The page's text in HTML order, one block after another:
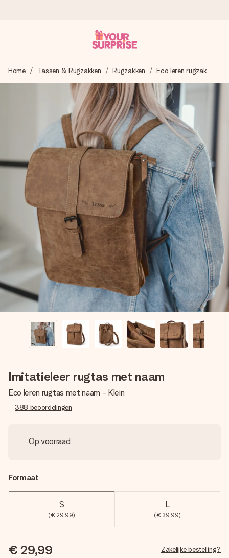
We maken jouw cadeau met zorg en zorgen dat het
razendsnel onderweg is - zodat jij kunt geven op precies
het juiste moment, wanneer het het meeste betekent.
4,8 (gebaseerd op +8.000 reviews)
Onze cadeaus worden gewaardeerd. Klanten beoordelen
ons met een 4,7 op Google Reviews
Gratis wenskaartje
Je maakt in een paar stappen iets unieks – met haar naam,
jullie foto of een boodschap die raakt. Zonder gedoe, maar
met alle aandacht voor het moment.
Home Tassen & Rugzakken Rugzakken Eco leren rugzak
Imitatieleer rugtas met naam
Eco leren rugtas met naam - Klein
388 beoordelingen
Op voorraad
Formaat
S
(€ 29,99)
L
(€ 39,99)
€ 29,99 Zakelijke bestelling?